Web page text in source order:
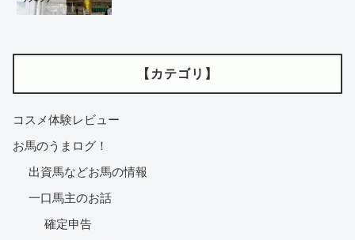
【カテゴリ】
コスメ体験レビュー
お馬のうまログ！
出資馬などお馬の情報
一口馬主のお話
確定申告